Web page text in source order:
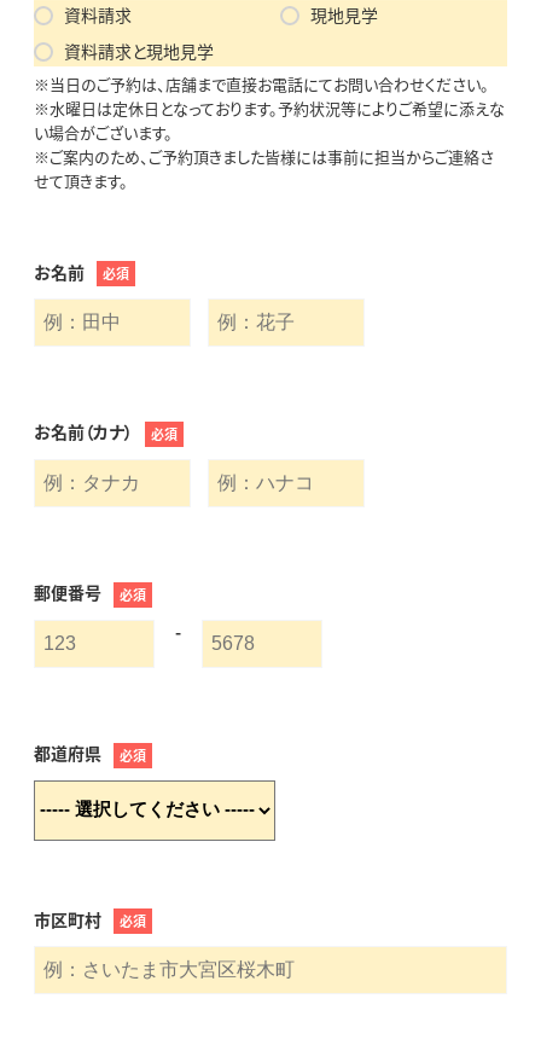
資料請求
現地見学
資料請求と現地見学
※当日のご予約は、店舗まで直接お電話にてお問い合わせください。
※水曜日は定休日となっております。予約状況等によりご希望に添えな
い場合がございます。
※ご案内のため、ご予約頂きました皆様には事前に担当からご連絡さ
せて頂きます。
お名前 必須
お名前（カナ） 必須
郵便番号 必須
-
都道府県 必須
市区町村 必須